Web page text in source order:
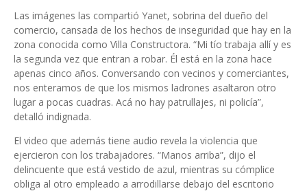
Las imágenes las compartió Yanet, sobrina del dueño del
comercio, cansada de los hechos de inseguridad que hay en la
zona conocida como Villa Constructora. “Mi tío trabaja allí y es
la segunda vez que entran a robar. Él está en la zona hace
apenas cinco años. Conversando con vecinos y comerciantes,
nos enteramos de que los mismos ladrones asaltaron otro
lugar a pocas cuadras. Acá no hay patrullajes, ni policía”,
detalló indignada.
El video que además tiene audio revela la violencia que
ejercieron con los trabajadores. “Manos arriba”, dijo el
delincuente que está vestido de azul, mientras su cómplice
obliga al otro empleado a arrodillarse debajo del escritorio